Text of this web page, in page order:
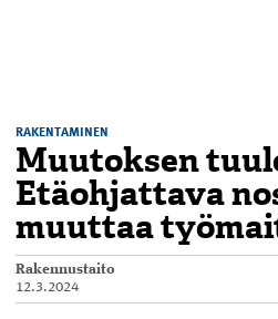
RAKENTAMINEN
Muutoksen
Etäohjattava
muuttaa
Rakennustaito
12.3.2024